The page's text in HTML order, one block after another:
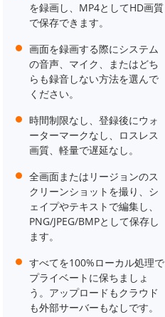
を録画し、MP4としてHD画質
で保存できます。
画面を録画する際にシステム
の音声、マイク、またはどち
らも録音しない方法を選んで
ください。
時間制限なし、登録後にウォ
ーターマークなし、ロスレス
画質、軽量で遅延なし。
全画面またはリージョンのス
クリーンショットを撮り、シ
ェイプやテキストで編集し、
PNG/JPEG/BMPとして保存し
ます。
すべてを100%ローカル処理で
プライベートに保ちましょ
う。アップロードもクラウド
も外部サーバーもなしです。